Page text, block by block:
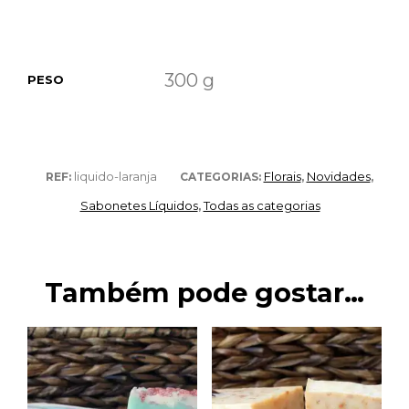
PESO 300 g
REF: liquido-laranja CATEGORIAS: Florais, Novidades,
Sabonetes Líquidos,Todas as categorias
Também pode gostar…